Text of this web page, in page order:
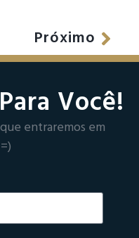
Próximo
Você!
entraremos em